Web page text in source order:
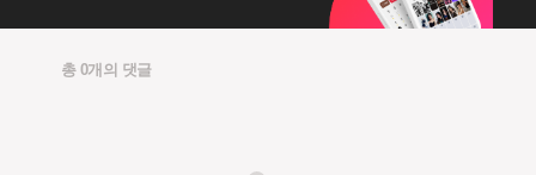
총 0개의 댓글